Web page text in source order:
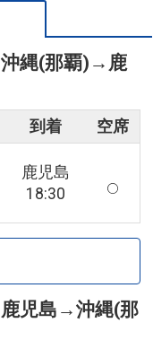
沖縄(那覇) → 鹿
到着 空席
鹿児島
18:30
鹿児島 →沖縄(那